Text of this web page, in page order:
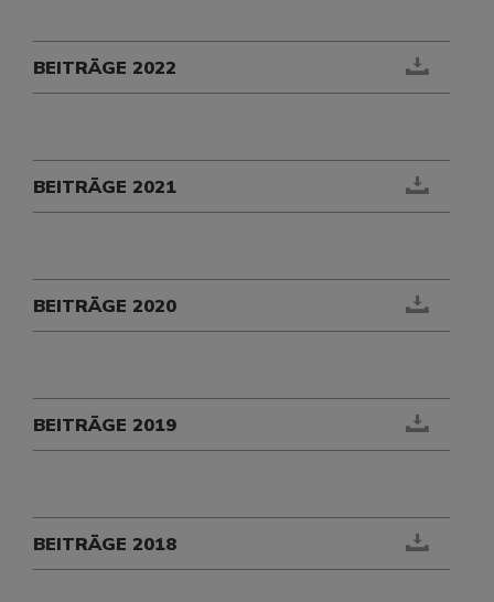
BEITRÄGE 2022
BEITRÄGE 2021
BEITRÄGE 2020
BEITRÄGE 2019
BEITRÄGE 2018